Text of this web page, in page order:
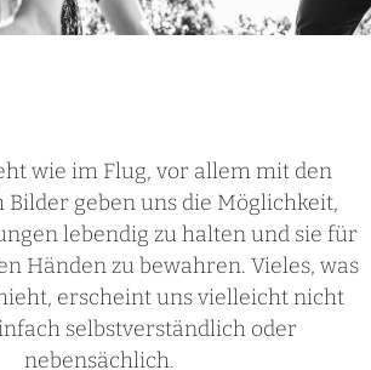
wie im Flug, vor allem mit den
Bilder geben uns die Möglichkeit,
lebendig zu halten und sie für
Händen zu bewahren. Vieles, was
erscheint uns vielleicht nicht
selbstverständlich oder
nebensächlich.